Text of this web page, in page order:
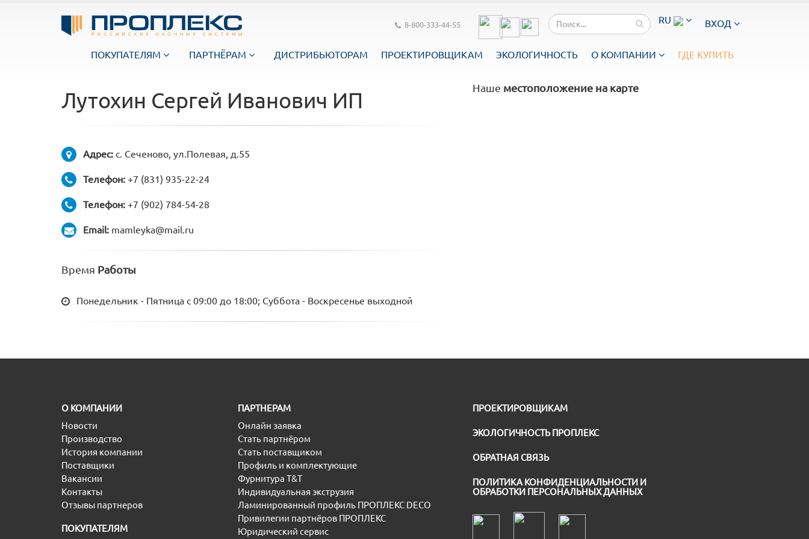
RU ВХОД
8-800-333-44-55
ПОКУПАТЕЛЯМ ПАРТНЁРАМ ДИСТРИБЬЮТОРАМ ПРОЕКТИРОВЩИКАМ ЭКОЛОГИЧНОСТЬ О КОМПАНИИ ГДЕ КУПИТЬ
Лутохин Сергей Иванович ИП
Адрес: с. Сеченово, ул.Полевая, д.55
Телефон: +7 (831) 935-22-24
Телефон: +7 (902) 784-54-28
Email: mamleyka@mail.ru
Время Работы
Понедельник - Пятница с 09:00 до 18:00; Суббота - Воскресенье выходной
Наше местоположение на карте
O КОМПАНИИ
Новости
Производство
История компании
Поставщики
Вакансии
Контакты
Отзывы партнеров
ПОКУПАТЕЛЯМ
ПАРТНЕРАМ
Онлайн заявка
Стать партнёром
Стать поставщиком
Профиль и комплектующие
Фурнитура T&T
Индивидуальная экструзия
Ламинированный профиль ПРОПЛЕКС DECO
Привилегии партнёров ПРОПЛЕКС
Юридический сервис
ПРОЕКТИРОВЩИКАМ
ЭКОЛОГИЧНОСТЬ ПРОПЛЕКС
ОБРАТНАЯ СВЯЗЬ
ПОЛИТИКА КОНФИДЕНЦИАЛЬНОСТИ И
ОБРАБОТКИ ПЕРСОНАЛЬНЫХ ДАННЫХ